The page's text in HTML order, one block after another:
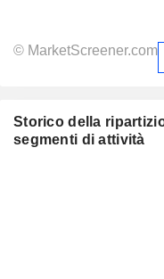
© MarketScreener.com
Storico della
segmenti di attività